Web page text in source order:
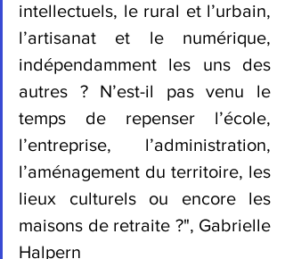
intellectuels, le rural et l’urbain,
l’artisanat et le numérique,
indépendamment les uns des
autres ? N’est-il pas venu le
temps de repenser l’école,
l’entreprise, l’administration,
l’aménagement du territoire, les
lieux culturels ou encore les
maisons de retraite ?", Gabrielle
Halpern